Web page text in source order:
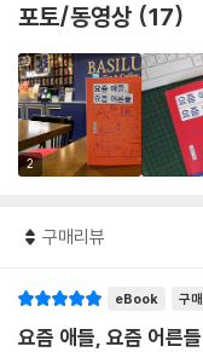
포토/동영상 (17)
2
구매리뷰
eBook 구매
요즘 애들, 요즘 어른들